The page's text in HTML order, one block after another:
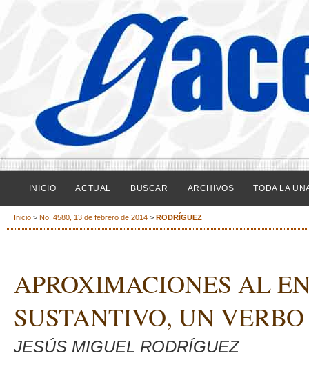
INICIO ACTUAL BUSCAR ARCHIVOS TODA LA
Inicio > No. 4580, 13 de febrero de 2014 > RODRÍGUEZ
APROXIMACIONES AL
SUSTANTIVO, UN VERBO
JESÚS MIGUEL RODRÍGUEZ